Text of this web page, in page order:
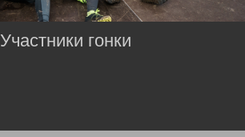
Участники гонки